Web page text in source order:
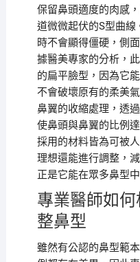
保留鼻頭適度的肉感
道微微起伏的S型曲
時不會顯得僵硬，側
據醫美專家的分析，
的扁平臉型，因為它
不會破壞原有的柔美
鼻翼的收縮處理，透
使鼻頭與鼻翼的比例
採用的材料皆為可被
理想還能進行調整，
正是它能在眾多鼻型
專業醫師如
整鼻型
雖然有公認的鼻型範